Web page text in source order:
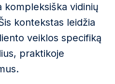
kompleksiška vidinių
kontekstas leidžia
veiklos specifiką
praktikoje